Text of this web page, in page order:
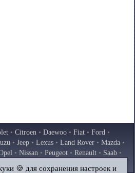
• Citroen • Daewoo • Fiat • Ford •
• Jeep • Lexus • Land Rover • Mazda •
• Nissan • Peugeot • Renault • Saab •
Volkswagen
🍪 для сохранения настроек и